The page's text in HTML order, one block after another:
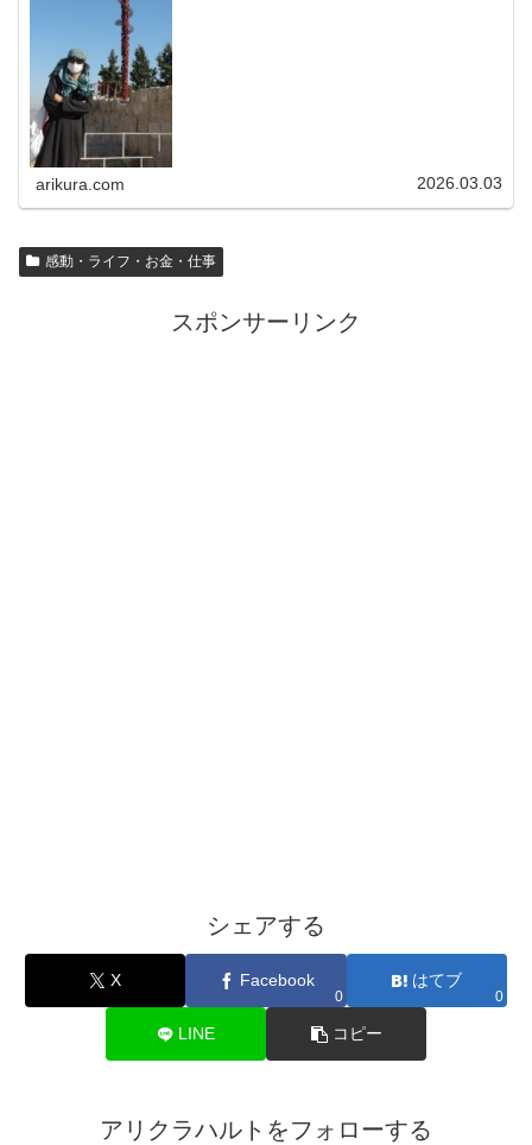
arikura.com 2026.03.03
感動・ライフ・お金・仕事
スポンサーリンク
シェアする
X Facebook
0
はてブ
0
LINE コピー
アリクラハルトをフォローする